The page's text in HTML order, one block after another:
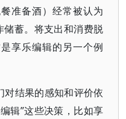
准备酒）经常被认为
储蓄。将支出和消费脱
享乐编辑的另一个例
对结果的感知和评价依
辑”这些决策，比如享